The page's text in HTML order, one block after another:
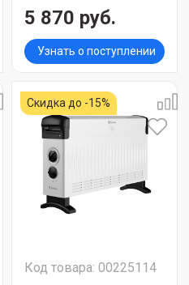
5 870 руб.
Узнать о поступлении
Скидка до -15%
Код товара: 00225114